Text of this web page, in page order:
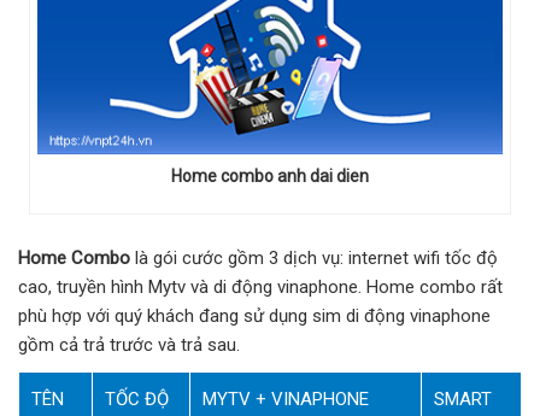
Home combo anh dai dien
Home Combo là gói cước gồm 3 dịch vụ: internet wifi tốc độ
cao, truyền hình Mytv và di động vinaphone. Home combo rất
phù hợp với quý khách đang sử dụng sim di động vinaphone
gồm cả trả trước và trả sau.
TÊN
TỐC ĐỘ
MYTV + VINAPHONE
SMART